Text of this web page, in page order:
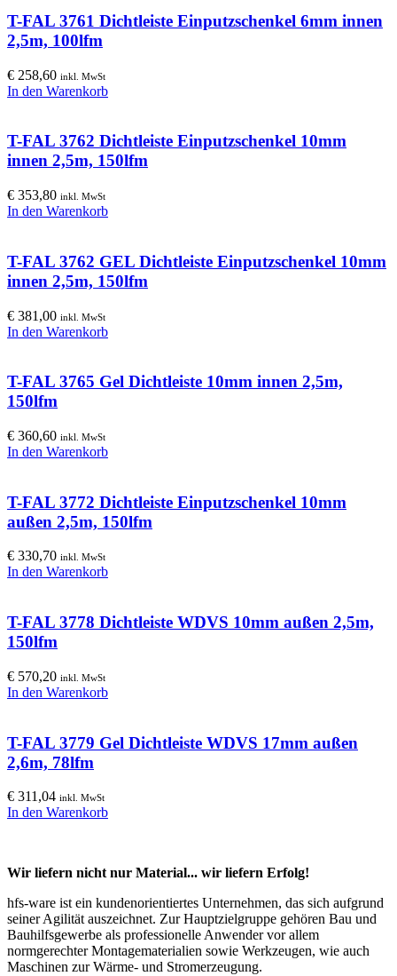
T-FAL 3761 Dichtleiste Einputzschenkel 6mm innen
2,5m, 100lfm
€ 258,60 inkl. MwSt
In den Warenkorb
T-FAL 3762 Dichtleiste Einputzschenkel 10mm
innen 2,5m, 150lfm
€ 353,80 inkl. MwSt
In den Warenkorb
T-FAL 3762 GEL Dichtleiste Einputzschenkel 10mm
innen 2,5m, 150lfm
€ 381,00 inkl. MwSt
In den Warenkorb
T-FAL 3765 Gel Dichtleiste 10mm innen 2,5m,
150lfm
€ 360,60 inkl. MwSt
In den Warenkorb
T-FAL 3772 Dichtleiste Einputzschenkel 10mm
außen 2,5m, 150lfm
€ 330,70 inkl. MwSt
In den Warenkorb
T-FAL 3778 Dichtleiste WDVS 10mm außen 2,5m,
150lfm
€ 570,20 inkl. MwSt
In den Warenkorb
T-FAL 3779 Gel Dichtleiste WDVS 17mm außen
2,6m, 78lfm
€ 311,04 inkl. MwSt
In den Warenkorb
Wir liefern nicht nur Material... wir liefern Erfolg!
hfs-ware ist ein kundenorientiertes Unternehmen, das sich aufgrund
seiner Agilität auszeichnet. Zur Hauptzielgruppe gehören Bau und
Bauhilfsgewerbe als professionelle Anwender vor allem
normgerechter Montagematerialien sowie Werkzeugen, wie auch
Maschinen zur Wärme- und Stromerzeugung.